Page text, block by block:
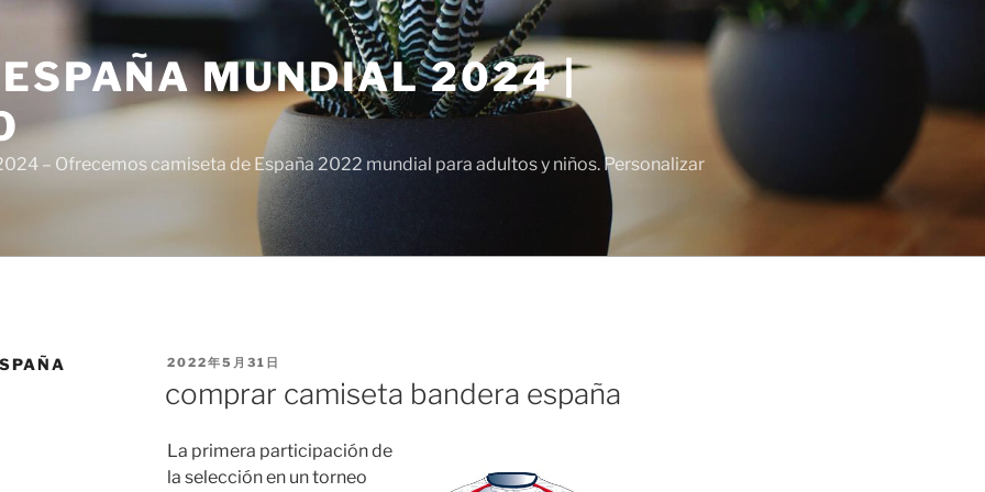
MUNDIAL 2024 |
– Ofrecemos camiseta de España 2022 mundial para adultos y niños. Personalizar
PUBLICADO
2022年5月31日
comprar camiseta bandera españa
La primera participación de
la selección en un torneo